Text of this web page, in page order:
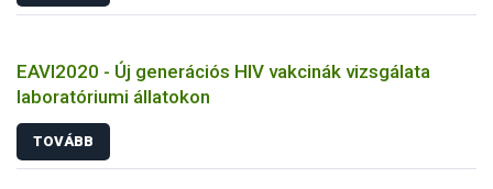
EAVI2020 - Új generációs HIV vakcinák vizsgálata
laboratóriumi állatokon
TOVÁBB